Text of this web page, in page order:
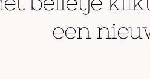
een